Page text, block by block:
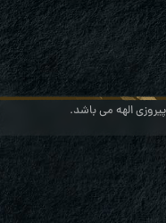
الهه می باشد.